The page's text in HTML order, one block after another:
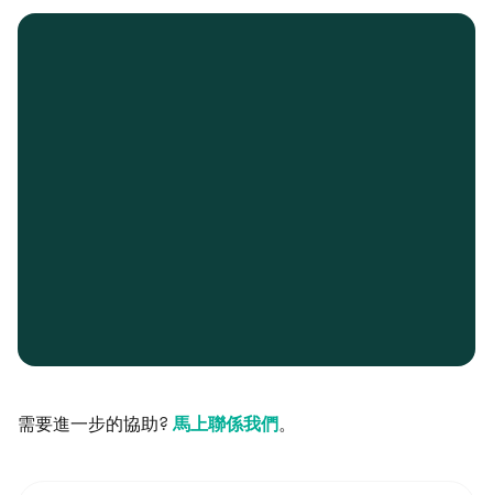
需要進一步的協助? 馬上聯係我們。